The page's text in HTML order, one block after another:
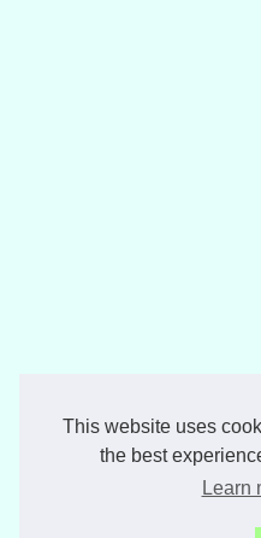
This website uses
the best
Learn